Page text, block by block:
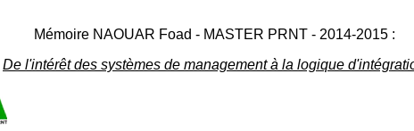
Mémoire NAOUAR Foad - MASTER PRNT - 2014-2015 :
De l'intérêt des systèmes de management à la logique